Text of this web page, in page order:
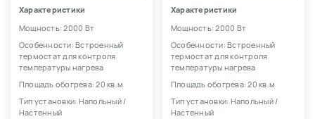
Характеристики
Мощность: 2000 Вт
Особенности: Встроенный
термостат для контроля
температуры нагрева
Площадь обогрева: 20 кв.м
Тип установки: Напольный /
Настенный
Характеристики
Мощность: 2000 Вт
Особенности: Встроенный
термостат для контроля
температуры нагрева
Площадь обогрева: 20 кв.м
Тип установки: Напольный /
Настенный